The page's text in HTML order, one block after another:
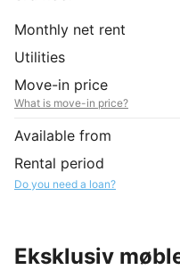
Monthly net rent
Utilities
Move-in price
What is move-in price?
Available from
Rental period
Do you need a loan?
Eksklusiv